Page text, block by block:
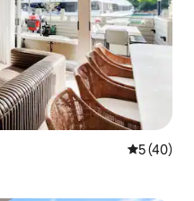
Vidutinis
5 (40)